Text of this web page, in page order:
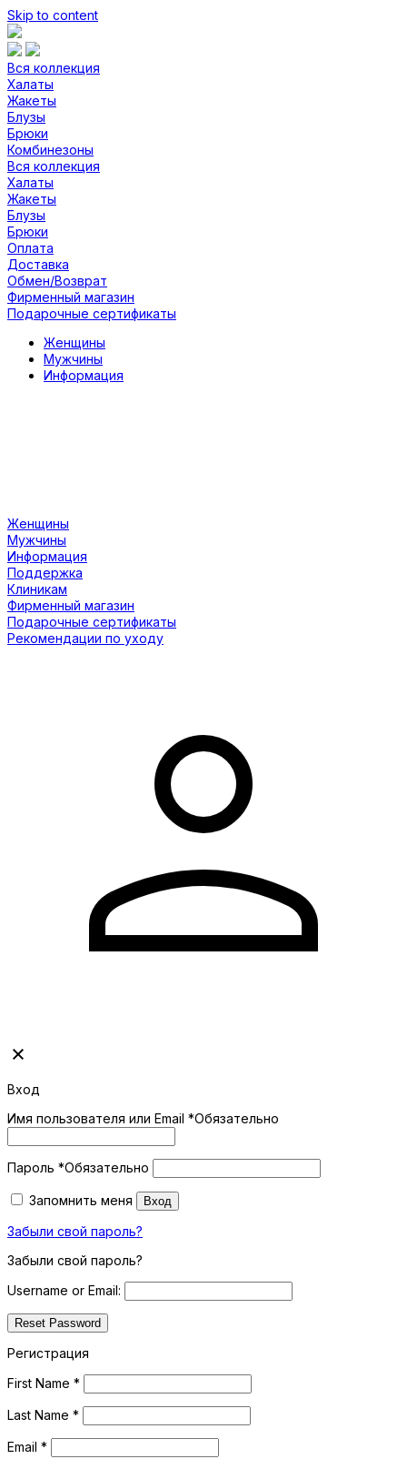
Skip to content
Вся коллекция
Халаты
Жакеты
Блузы
Брюки
Комбинезоны
Вся коллекция
Халаты
Жакеты
Блузы
Брюки
Оплата
Доставка
Обмен/Возврат
Фирменный магазин
Подарочные сертификаты
Женщины
Мужчины
Информация
Женщины
Мужчины
Информация
Поддержка
Клиникам
Фирменный магазин
Подарочные сертификаты
Рекомендации по уходу
Вход
Имя пользователя или Email *Обязательно
Пароль *Обязательно
Запомнить меня Вход
Забыли свой пароль?
Забыли свой пароль?
Username or Email:
Регистрация
First Name *
Last Name *
Email *